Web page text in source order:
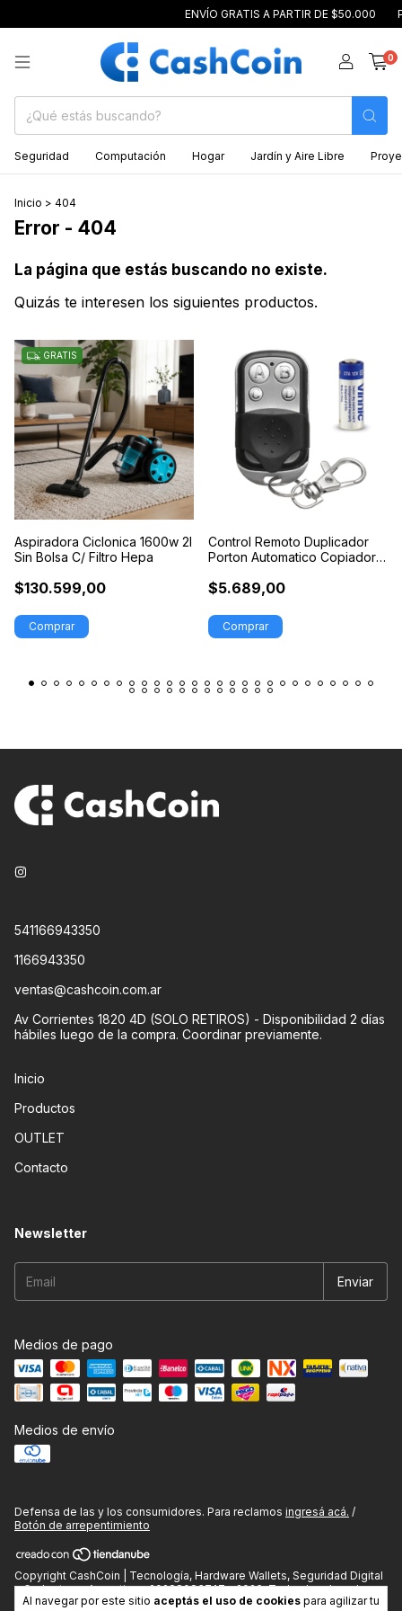
ENVÍO GRATIS A PARTIR DE $50.000
0
Seguridad Computación Hogar Jardín y Aire Libre
Al navegar por este sitio aceptás el uso de cookies para agilizar tu
Inicio > 404
Error - 404
La página que estás buscando no existe.
Quizás te interesen los siguientes productos.
GRATIS
Aspiradora Ciclonica 1600w 2l
Sin Bolsa C/ Filtro Hepa
$130.599,00
Control Remoto Duplicador
Porton Automatico Copiador
$5.689,00
Comprar
541166943350
1166943350
ventas@cashcoin.com.ar
Av Corrientes 1820 4D (SOLO RETIROS) - Disponibilidad 2 días
hábiles luego de la compra. Coordinar previamente.
Inicio
Productos
OUTLET
Contacto
Newsletter
Medios de pago
Medios de envío
Defensa de las y los consumidores. Para reclamos ingresá acá. /
Botón de arrepentimiento
Copyright CashCoin | Tecnología, Hardware Wallets, Seguridad Digital
y Gadgets en Argentina - 20288083747 - 2026. Todos los derechos
reservados.